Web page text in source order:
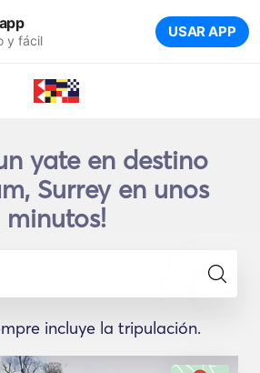
y fácil USAR APP
yate en destino
Surrey en unos
minutos!
incluye la tripulación.